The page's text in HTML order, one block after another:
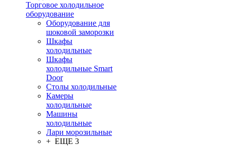
Торговое холодильное
оборудование
Оборудование для
шоковой заморозки
Шкафы
холодильные
Шкафы
холодильные Smart
Door
Столы холодильные
Камеры
холодильные
Машины
холодильные
Лари морозильные
+ ЕЩЕ 3